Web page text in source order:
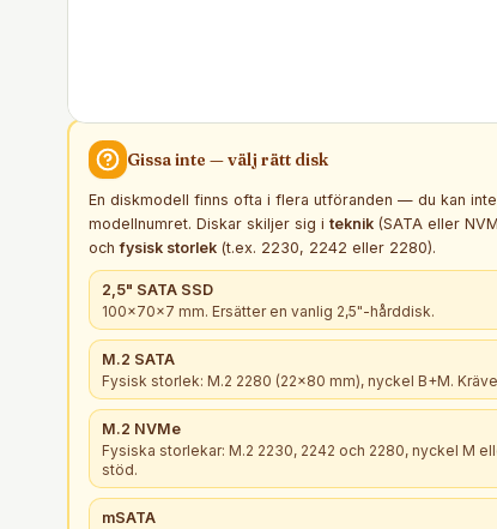
Gissa inte — välj rätt disk
En diskmodell finns ofta i flera utföranden — du kan
modellnumret. Diskar skiljer sig i teknik (SATA eller
ochfysisk storlek (t.ex. 2230, 2242 eller 2280).
2,5" SATA SSD
100×70×7 mm. Ersätter en vanlig 2,5"-hårddisk.
M.2 SATA
Fysisk storlek: M.2 2280 (22×80 mm), nyckel B+M.
M.2 NVMe
Fysiska storlekar: M.2 2230, 2242 och 2280, nyckel M
stöd.
mSATA